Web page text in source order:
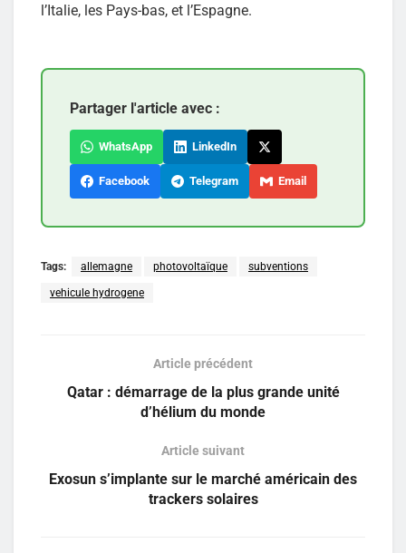
l’Italie, les Pays-bas, et l’Espagne.
Partager l'article avec :
WhatsApp LinkedIn
Facebook Telegram Email
Tags: allemagne photovoltaïque subventions
vehicule hydrogene
Article précédent
Qatar : démarrage de la plus grande unité
d’hélium du monde
Article suivant
Exosun s’implante sur le marché américain des
trackers solaires